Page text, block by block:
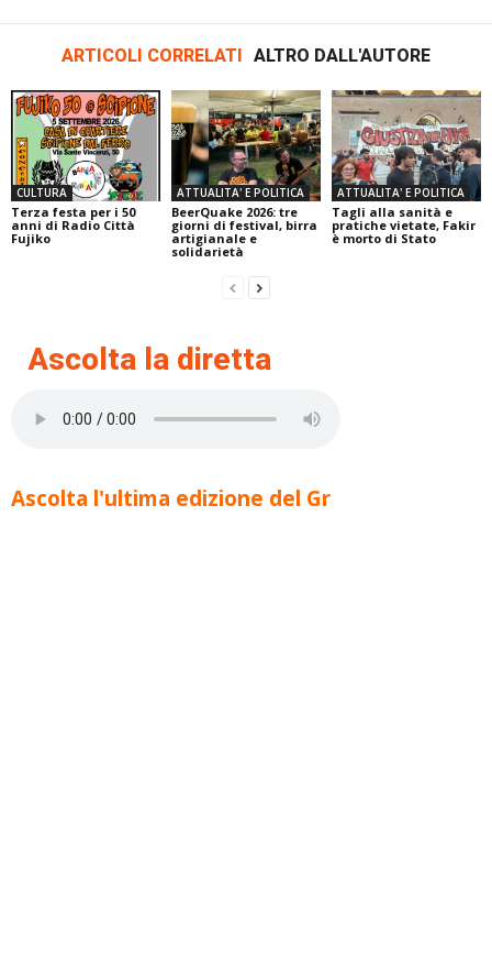
ARTICOLI CORRELATI ALTRO DALL'AUTORE
CULTURA
Terza festa per i 50
anni di Radio Città
Fujiko
ATTUALITA' E POLITICA
BeerQuake 2026: tre
giorni di festival, birra
artigianale e
solidarietà
ATTUALITA' E POLITICA
Tagli alla sanità e
pratiche vietate, Fakir
è morto di Stato
Ascolta la diretta
Ascolta l'ultima edizione del Gr